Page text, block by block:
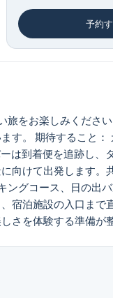
予約
をお楽しみください
す。 期待すること：
は到着便を追跡し、
向けて出発します。
ングコース、日の出
宿泊施設の入口まで
さを体験する準備が